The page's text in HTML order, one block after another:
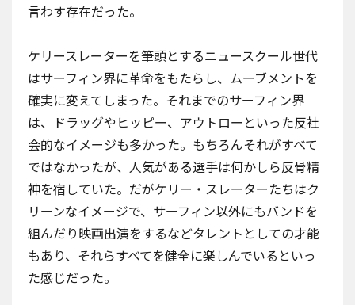
言わす存在だった。
ケリースレーターを筆頭とするニュースクール世代
はサーフィン界に革命をもたらし、ムーブメントを
確実に変えてしまった。それまでのサーフィン界
は、ドラッグやヒッピー、アウトローといった反社
会的なイメージも多かった。もちろんそれがすべて
ではなかったが、人気がある選手は何かしら反骨精
神を宿していた。だがケリー・スレーターたちはク
リーンなイメージで、サーフィン以外にもバンドを
組んだり映画出演をするなどタレントとしての才能
もあり、それらすべてを健全に楽しんでいるといっ
た感じだった。